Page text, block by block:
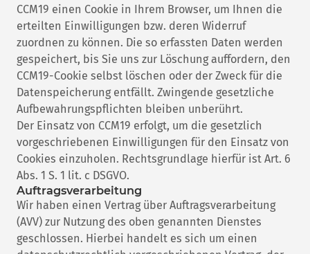
CCM19 einen Cookie in Ihrem Browser, um Ihnen die
erteilten Einwilligungen bzw. deren Widerruf
zuordnen zu können. Die so erfassten Daten werden
gespeichert, bis Sie uns zur Löschung auffordern, den
CCM19-Cookie selbst löschen oder der Zweck für die
Datenspeicherung entfällt. Zwingende gesetzliche
Aufbewahrungspflichten bleiben unberührt.
Der Einsatz von CCM19 erfolgt, um die gesetzlich
vorgeschriebenen Einwilligungen für den Einsatz von
Cookies einzuholen. Rechtsgrundlage hierfür ist Art. 6
Abs. 1 S. 1 lit. c DSGVO.
Auftragsverarbeitung
Wir haben einen Vertrag über Auftragsverarbeitung
(AVV) zur Nutzung des oben genannten Dienstes
geschlossen. Hierbei handelt es sich um einen